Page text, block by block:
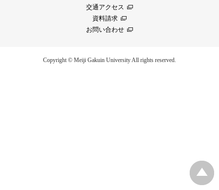
交通アクセス
資料請求
お問い合わせ
Copyright © Meiji Gakuin University All rights reserved.